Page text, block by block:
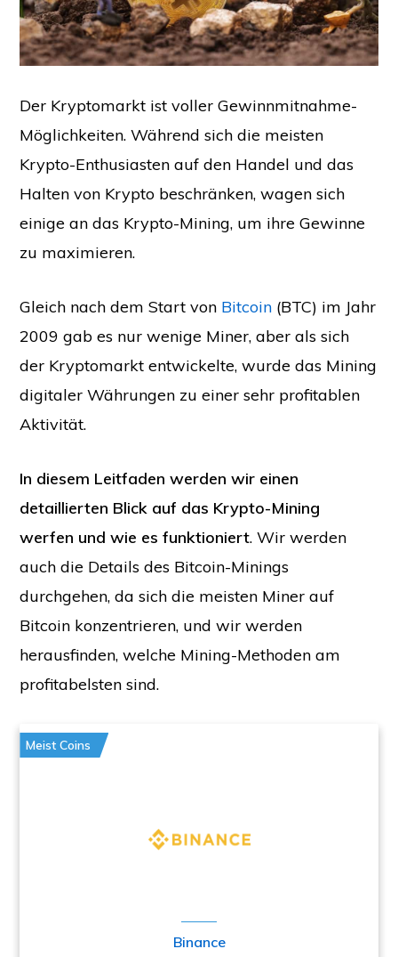
Der Kryptomarkt ist voller Gewinnmitnahme-
Möglichkeiten. Während sich die meisten
Krypto-Enthusiasten auf den Handel und das
Halten von Krypto beschränken, wagen sich
einige an das Krypto-Mining, um ihre Gewinne
zu maximieren.
Gleich nach dem Start von Bitcoin (BTC) im Jahr
2009 gab es nur wenige Miner, aber als sich
der Kryptomarkt entwickelte, wurde das Mining
digitaler Währungen zu einer sehr profitablen
Aktivität.
In diesem Leitfaden werden wir einen
detaillierten Blick auf das Krypto-Mining
werfen und wie es funktioniert. Wir werden
auch die Details des Bitcoin-Minings
durchgehen, da sich die meisten Miner auf
Bitcoin konzentrieren, und wir werden
herausfinden, welche Mining-Methoden am
profitabelsten sind.
Meist Coins
Binance